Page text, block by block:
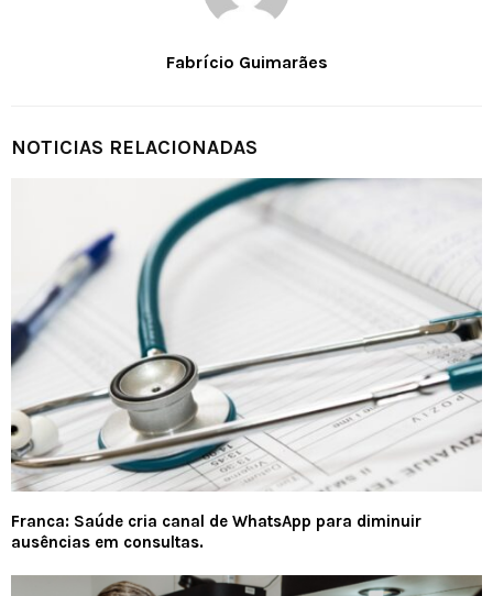
Fabrício Guimarães
NOTICIAS RELACIONADAS
Franca: Saúde cria canal de WhatsApp para diminuir
ausências em consultas.